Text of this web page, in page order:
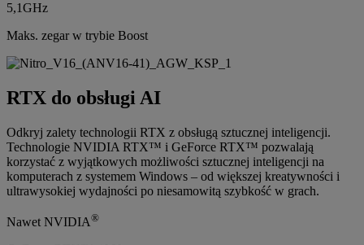
5,1GHz
Maks. zegar w trybie Boost
RTX do obsługi AI
Odkryj zalety technologii RTX z obsługą sztucznej inteligencji.
Technologie NVIDIA RTX™ i GeForce RTX™ pozwalają
korzystać z wyjątkowych możliwości sztucznej inteligencji na
komputerach z systemem Windows – od większej kreatywności i
ultrawysokiej wydajności po niesamowitą szybkość w grach.
Nawet NVIDIA®